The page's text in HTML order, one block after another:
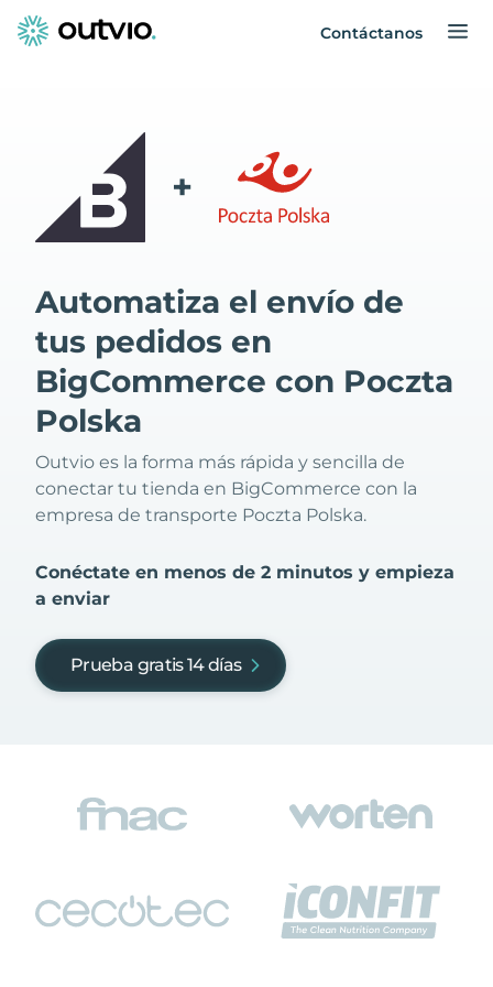
Contáctanos
+
Automatiza el envío de
tus pedidos en
BigCommerce con Poczta
Polska
Outvio es la forma más rápida y sencilla de
conectar tu tienda en BigCommerce con la
empresa de transporte Poczta Polska.
Conéctate en menos de 2 minutos y empieza
a enviar
Prueba gratis 14 días